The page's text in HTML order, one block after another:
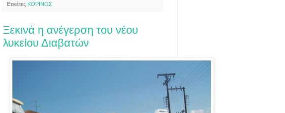
Ετικέτες ΚΟΡΙΝΟΣ
Ξεκινά η ανέγερση του νέου
λυκείου Διαβατών